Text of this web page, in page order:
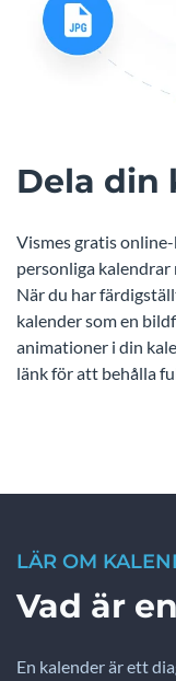
Dela din
Vismes gratis
personliga kalendrar
När du har
kalender som en
animationer i din
länk för att behålla
LÄR OM
Vad är en
En kalender är ett